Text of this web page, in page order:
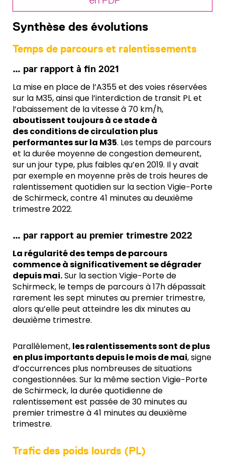
Synthèse des évolutions
Temps de parcours et ralentissements
… par rapport à fin 2021
La mise en place de l’A355 et des voies réservées
sur la M35, ainsi que l’interdiction de transit PL et
l’abaissement de la vitesse à 70 km/h,
aboutissent toujours à ce stade à
des conditions de circulation plus
performantes sur la M35. Les temps de parcours
et la durée moyenne de congestion demeurent,
sur un jour type, plus faibles qu’en 2019. Il y avait
par exemple en moyenne près de trois heures de
ralentissement quotidien sur la section Vigie−Porte
de Schirmeck, contre 41 minutes au deuxième
trimestre 2022.
… par rapport au premier trimestre 2022
La régularité des temps de parcours
commence à significativement se dégrader
depuis mai.Sur la section Vigie−Porte de
Schirmeck, le temps de parcours à 17h dépassait
rarement les sept minutes au premier trimestre,
alors qu’elle peut atteindre les dix minutes au
deuxième trimestre.
Parallèlement, les ralentissements sont de plus
en plus importants depuis le mois de mai, signe
d’occurrences plus nombreuses de situations
congestionnées. Sur la même section Vigie−Porte
de Schirmeck, la durée quotidienne de
ralentissement est passée de 30 minutes au
premier trimestre à 41 minutes au deuxième
trimestre.
Trafic des poids lourds (PL)